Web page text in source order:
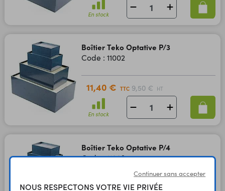
En stock
Boîtier Teko Optative P/3
Code : 11002
11,40 € TTC 9,50 € HT
En stock
Boîtier Teko Optative P/4
Code : 11003
14,50 € TTC 12,08 € HT
Continuer sans accepter
NOUS RESPECTONS VOTRE VIE PRIVÉE